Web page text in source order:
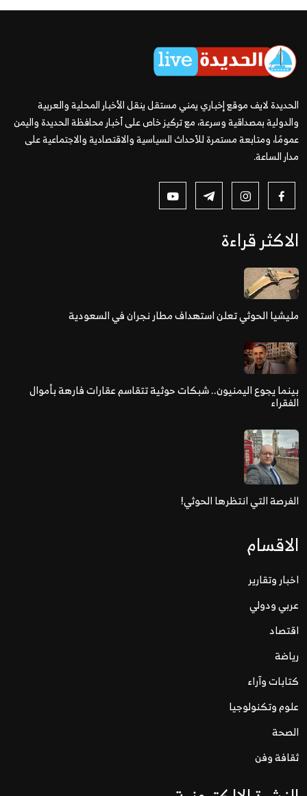
الحديدة لايف موقع إخباري يمني مستقل ينقل الأخبار المحلية والعربية
والدولية بمصداقية وسرعة، مع تركيز خاص على أخبار محافظة الحديدة واليمن
عمومًا، ومتابعة مستمرة للأحداث السياسية والاقتصادية والاجتماعية على
مدار الساعة.
الاكثر قراءة
مليشيا الحوثي تعلن استهداف مطار نجران في السعودية
بينما يجوع اليمنيون.. شبكات حوثية تتقاسم عقارات فارهة بأموال
الفقراء
الفرصة التي انتظرها الحوثي!
الاقسام
اخبار وتقارير
عربي ودولي
اقتصاد
رياضة
كتابات وآراء
علوم وتكنولوجيا
الصحة
ثقافة وفن